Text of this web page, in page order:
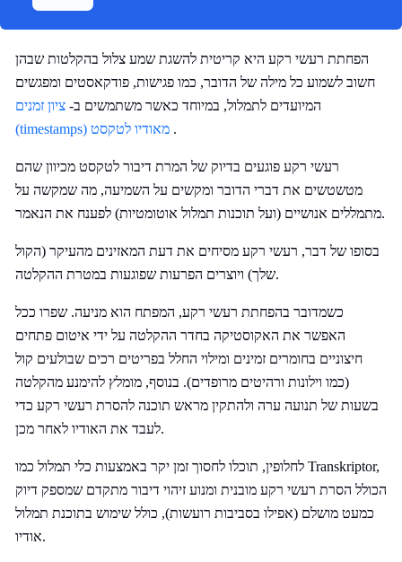
הפחתת רעשי רקע היא קריטית להשגת שמע צלול בהקלטות שבהן
חשוב לשמוע כל מילה של הדובר, כמו פגישות, פודקאסטים ומפגשים
המיועדים לתמלול, במיוחד כאשר משתמשים ב- ציון זמנים
(timestamps) מאודיו לטקסט .
רעשי רקע פוגעים בדיוק של המרת דיבור לטקסט מכיוון שהם
מטשטשים את דברי הדובר ומקשים על השמיעה, מה שמקשה על
מתמללים אנושיים (ועל תוכנות תמלול אוטומטיות) לפענח את הנאמר.
בסופו של דבר, רעשי רקע מסיחים את דעת המאזינים מהעיקר (הקול
שלך) ויוצרים הפרעות שפוגעות במטרת ההקלטה.
כשמדובר בהפחתת רעשי רקע, המפתח הוא מניעה. שפרו ככל
האפשר את האקוסטיקה בחדר ההקלטה על ידי איטום פתחים
חיצוניים בחומרים זמינים ומילוי החלל בפריטים רכים שבולעים קול
(כמו וילונות ורהיטים מרופדים). בנוסף, מומלץ להימנע מהקלטה
בשעות של תנועה ערה ולהתקין מראש תוכנה להסרת רעשי רקע כדי
לעבד את האודיו לאחר מכן.
לחלופין, תוכלו לחסוך זמן יקר באמצעות כלי תמלול כמו Transkriptor,
הכולל הסרת רעשי רקע מובנית ומנוע זיהוי דיבור מתקדם שמספק דיוק
כמעט מושלם (אפילו בסביבות רועשות), כולל שימוש בתוכנת תמלול
אודיו.